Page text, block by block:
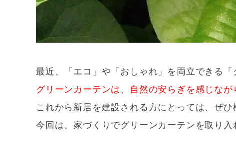
最近、「エコ」や「おしゃれ」を両立できる
グリーンカーテンは、自然の安らぎを感じな
これから新居を建設される方にとっては、ぜ
今回は、家づくりでグリーンカーテンを取り